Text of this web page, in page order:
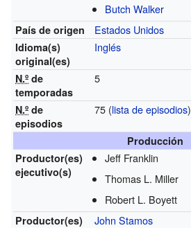
Butch Walker
País de origen Estados Unidos
Idioma(s)
original(es)
Inglés
N.º de
temporadas
5
N.º de
episodios
75 (lista de episodios)
Producción
Productor(es)
ejecutivo(s)
Jeff Franklin
Thomas L. Miller
Robert L. Boyett
Productor(es) John Stamos